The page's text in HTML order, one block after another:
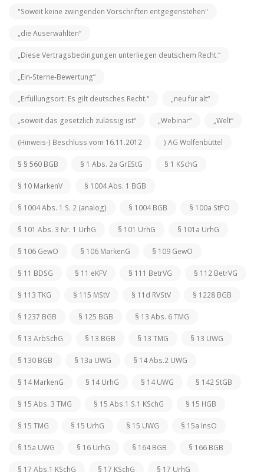
"Soweit keine zwingenden Vorschriften entgegenstehen"
„die Auserwählten“
„Diese Vertragsbedingungen unterliegen deutschem Recht.“
„Ein-Sterne-Bewertung“
„Erfüllungsort: Es gilt deutsches Recht.“ „neu für alt“
„soweit das gesetzlich zulässig ist“ „Webinar“ „Welt“
(Hinweis-) Beschluss vom 16.11.2012 ) AG Wolfenbüttel
§ § 560 BGB § 1 Abs. 2a GrEStG § 1 KSchG
§ 10 MarkenV § 1004 Abs. 1 BGB
§ 1004 Abs. 1 S. 2 (analog) § 1004 BGB § 100a StPO
§ 101 Abs. 3 Nr. 1 UrhG § 101 UrhG § 101a UrhG
§ 106 GewO § 106 MarkenG § 109 GewO
§ 11 BDSG § 11 eKFV § 111 BetrVG § 112 BetrVG
§ 113 TKG § 115 MStV § 11d RVStV § 1228 BGB
§ 1237 BGB § 125 BGB § 13 Abs. 6 TMG
§ 13 ArbSchG § 13 BGB § 13 TMG § 13 UWG
§ 130 BGB § 13a UWG § 14 Abs.2 UWG
§ 14 MarkenG § 14 UrhG § 14 UWG § 142 StGB
§ 15 Abs. 3 TMG § 15 Abs.1 S.1 KSchG § 15 HGB
§ 15 TMG § 15 UrhG § 15 UWG § 15a InsO
§ 15a UWG § 16 UrhG § 164 BGB § 166 BGB
§ 17 Abs.1 KSchG § 17 KSchG § 17 UrhG